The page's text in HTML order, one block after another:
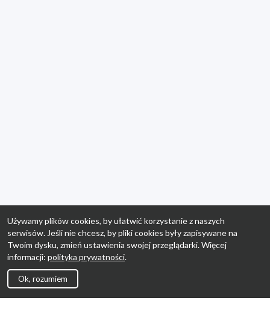
Używamy plików cookies, by ułatwić korzystanie z naszych
serwisów. Jeśli nie chcesz, by pliki cookies były zapisywane na
Twoim dysku, zmień ustawienia swojej przeglądarki. Więcej
informacji: polityka prywatności.
Ok, rozumiem